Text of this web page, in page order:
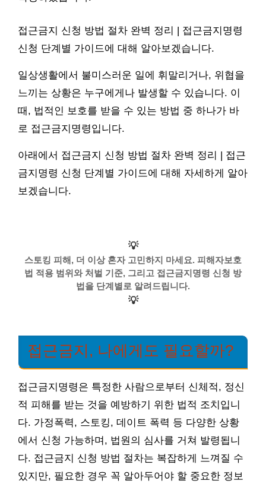
접근금지 신청 방법 절차 완벽 정리 | 접근금지명령
신청 단계별 가이드에 대해 알아보겠습니다.
일상생활에서 불미스러운 일에 휘말리거나, 위협을
느끼는 상황은 누구에게나 발생할 수 있습니다. 이
때, 법적인 보호를 받을 수 있는 방법 중 하나가 바
로 접근금지명령입니다.
아래에서 접근금지 신청 방법 절차 완벽 정리 | 접근
금지명령 신청 단계별 가이드에 대해 자세하게 알아
보겠습니다.
💡
스토킹 피해, 더 이상 혼자 고민하지 마세요. 피해자보호
법 적용 범위와 처벌 기준, 그리고 접근금지명령 신청 방
법을 단계별로 알려드립니다.
💡
접근금지, 나에게도 필요할까?
접근금지명령은 특정한 사람으로부터 신체적, 정신
적 피해를 받는 것을 예방하기 위한 법적 조치입니
다. 가정폭력, 스토킹, 데이트 폭력 등 다양한 상황
에서 신청 가능하며, 법원의 심사를 거쳐 발령됩니
다. 접근금지 신청 방법 절차는 복잡하게 느껴질 수
있지만, 필요한 경우 꼭 알아두어야 할 중요한 정보